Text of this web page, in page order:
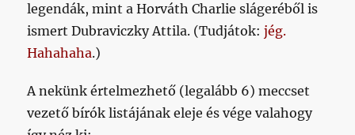
legendák, mint a Horváth Charlie slágeréből is
ismert Dubraviczky Attila. (Tudjátok:jég.
Hahahaha.)
A nekünk értelmezhető (legalább 6) meccset
vezető bírók listájának eleje és vége valahogy